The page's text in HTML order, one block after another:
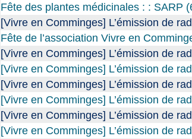
Fête des plantes médicinales : : SARP
[Vivre en Comminges] L’émission de
Fête de l’association Vivre en
[Vivre en Comminges] L’émission de
[Vivre en Comminges] L’émission de
[Vivre en Comminges] L’émission de
[Vivre en Comminges] L’émission de
[Vivre en Comminges] L’émission de
[Vivre en Comminges] L’émission de